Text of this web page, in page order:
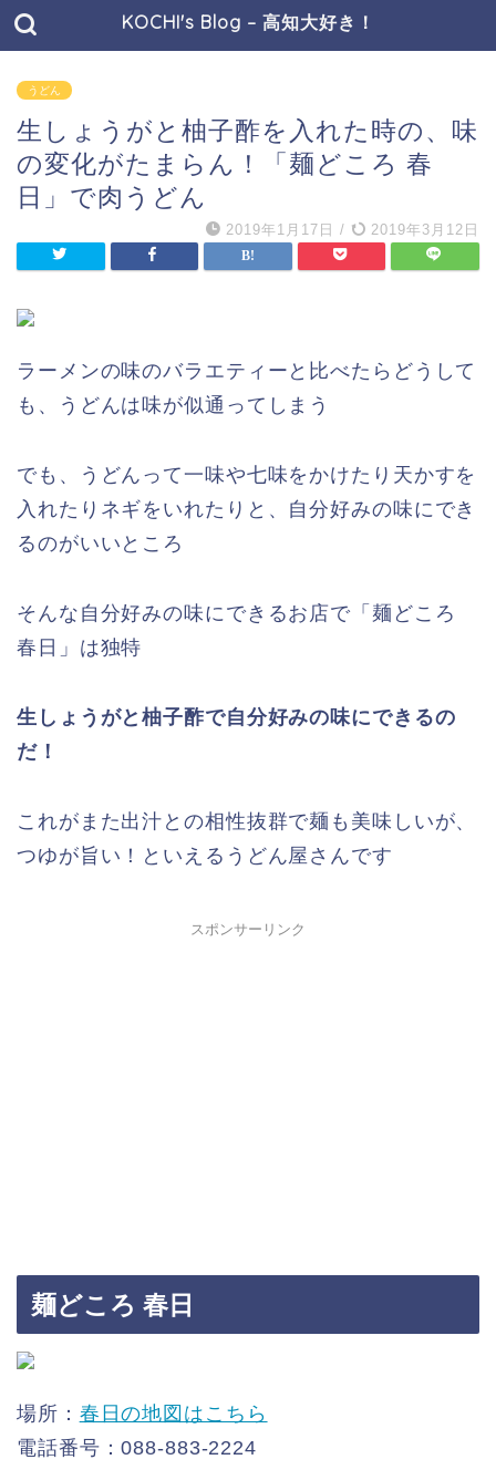
KOCHI's Blog – 高知大好き！
うどん
生しょうがと柚子酢を入れた時の、味
の変化がたまらん！「麺どころ 春
日」で肉うどん
2019年1月17日 / 2019年3月12日
ラーメンの味のバラエティーと比べたらどうして
も、うどんは味が似通ってしまう
でも、うどんって一味や七味をかけたり天かすを
入れたりネギをいれたりと、自分好みの味にでき
るのがいいところ
そんな自分好みの味にできるお店で「麺どころ
春日」は独特
生しょうがと柚子酢で自分好みの味にできるの
だ！
これがまた出汁との相性抜群で麺も美味しいが、
つゆが旨い！といえるうどん屋さんです
スポンサーリンク
麺どころ 春日
場所： 春日の地図はこちら
電話番号：088-883-2224